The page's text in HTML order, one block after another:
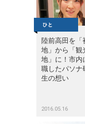
陸前高田を「
地」から「観
地」に！市内
職したパソナ
生の想い
2016.05.16